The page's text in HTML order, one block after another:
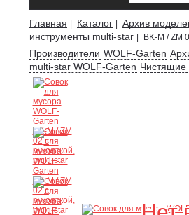
Главная Каталог Архив
инструменты multi-star
BK-M / ZM
Производители WOLF-Garten
multi-star WOLF-Garten Чистящие